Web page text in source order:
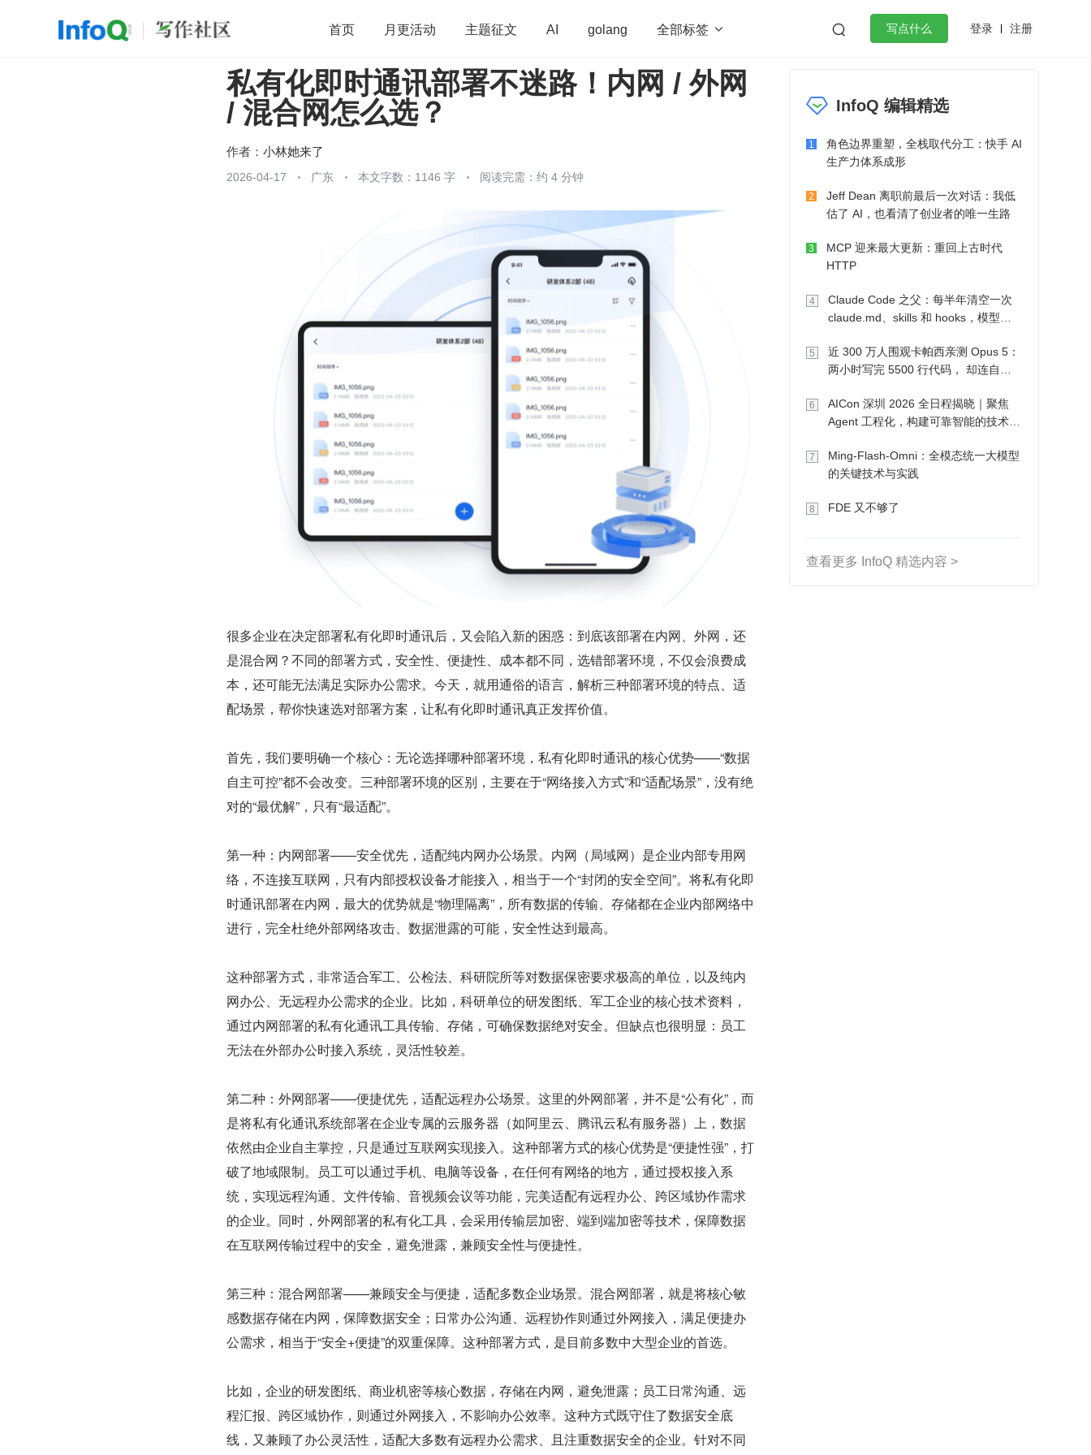
首页 月更活动 主题征文 AI golang 全部标签   写点什么 登录 注册
开源 架构 OpenHarmony 算法 学习方法 Web3.0 高效工作
团队管理 程序员 运维 微服务架构 flutter
私有化即时通讯部署不迷路！内网 / 外网
/ 混合网怎么选？
作者： 小林她来了
2026-04-17 广东 本文字数：1146 字 阅读完需：约 4 分钟
很多企业在决定部署私有化即时通讯后，又会陷入新的困惑：到底该部署在内网、外网，还
是混合网？不同的部署方式，安全性、便捷性、成本都不同，选错部署环境，不仅会浪费成
本，还可能无法满足实际办公需求。今天，就用通俗的语言，解析三种部署环境的特点、适
配场景，帮你快速选对部署方案，让私有化即时通讯真正发挥价值。
首先，我们要明确一个核心：无论选择哪种部署环境，私有化即时通讯的核心优势——“数据
自主可控”都不会改变。三种部署环境的区别，主要在于“网络接入方式”和“适配场景”，没有绝
对的“最优解”，只有“最适配”。
第一种：内网部署——安全优先，适配纯内网办公场景。内网（局域网）是企业内部专用网
络，不连接互联网，只有内部授权设备才能接入，相当于一个“封闭的安全空间”。将私有化即
时通讯部署在内网，最大的优势就是“物理隔离”，所有数据的传输、存储都在企业内部网络中
进行，完全杜绝外部网络攻击、数据泄露的可能，安全性达到最高。
这种部署方式，非常适合军工、公检法、科研院所等对数据保密要求极高的单位，以及纯内
网办公、无远程办公需求的企业。比如，科研单位的研发图纸、军工企业的核心技术资料，
通过内网部署的私有化通讯工具传输、存储，可确保数据绝对安全。但缺点也很明显：员工
无法在外部办公时接入系统，灵活性较差。
第二种：外网部署——便捷优先，适配远程办公场景。这里的外网部署，并不是“公有化”，而
是将私有化通讯系统部署在企业专属的云服务器（如阿里云、腾讯云私有服务器）上，数据
依然由企业自主掌控，只是通过互联网实现接入。这种部署方式的核心优势是“便捷性强”，打
破了地域限制。员工可以通过手机、电脑等设备，在任何有网络的地方，通过授权接入系
统，实现远程沟通、文件传输、音视频会议等功能，完美适配有远程办公、跨区域协作需求
的企业。同时，外网部署的私有化工具，会采用传输层加密、端到端加密等技术，保障数据
在互联网传输过程中的安全，避免泄露，兼顾安全性与便捷性。
第三种：混合网部署——兼顾安全与便捷，适配多数企业场景。混合网部署，就是将核心敏
感数据存储在内网，保障数据安全；日常办公沟通、远程协作则通过外网接入，满足便捷办
公需求，相当于“安全+便捷”的双重保障。这种部署方式，是目前多数中大型企业的首选。
比如，企业的研发图纸、商业机密等核心数据，存储在内网，避免泄露；员工日常沟通、远
程汇报、跨区域协作，则通过外网接入，不影响办公效率。这种方式既守住了数据安全底
线，又兼顾了办公灵活性，适配大多数有远程办公需求、且注重数据安全的企业。针对不同
InfoQ 编辑精选
1
角色边界重塑，全栈取代分工：快手 AI
生产力体系成形
2
Jeff Dean 离职前最后一次对话：我低
估了 AI，也看清了创业者的唯一生路
3
MCP 迎来最大更新：重回上古时代
HTTP
4
Claude Code 之父：每半年清空一次
claude.md、skills 和 hooks，模型自
5
近 300 万人围观卡帕西亲测 Opus 5：
两小时写完 5500 行代码， 却连自己
6
AICon 深圳 2026 全日程揭晓｜聚焦
Agent 工程化，构建可靠智能的技术路
7
Ming-Flash-Omni：全模态统一大模型
的关键技术与实践
8 FDE 又不够了
查看更多 InfoQ 精选内容 >